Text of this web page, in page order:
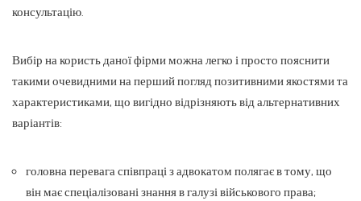
консультацію.
Вибір на користь даної фірми можна легко і просто пояснити
такими очевидними на перший погляд позитивними якостями та
характеристиками, що вигідно відрізняють від альтернативних
варіантів:
головна перевага співпраці з адвокатом полягає в тому, що
він має спеціалізовані знання в галузі військового права;